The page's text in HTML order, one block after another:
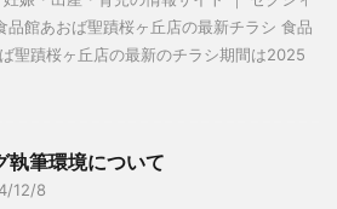
品館あおば聖蹟桜ヶ丘店の最新チラシ 食品
聖蹟桜ヶ丘店の最新のチラシ期間は2025
執筆環境について
12/8